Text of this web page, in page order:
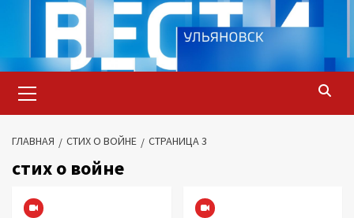
содержимому
меню
ГЛАВНАЯ СТИХ О ВОЙНЕ СТРАНИЦА 3
стих о войне